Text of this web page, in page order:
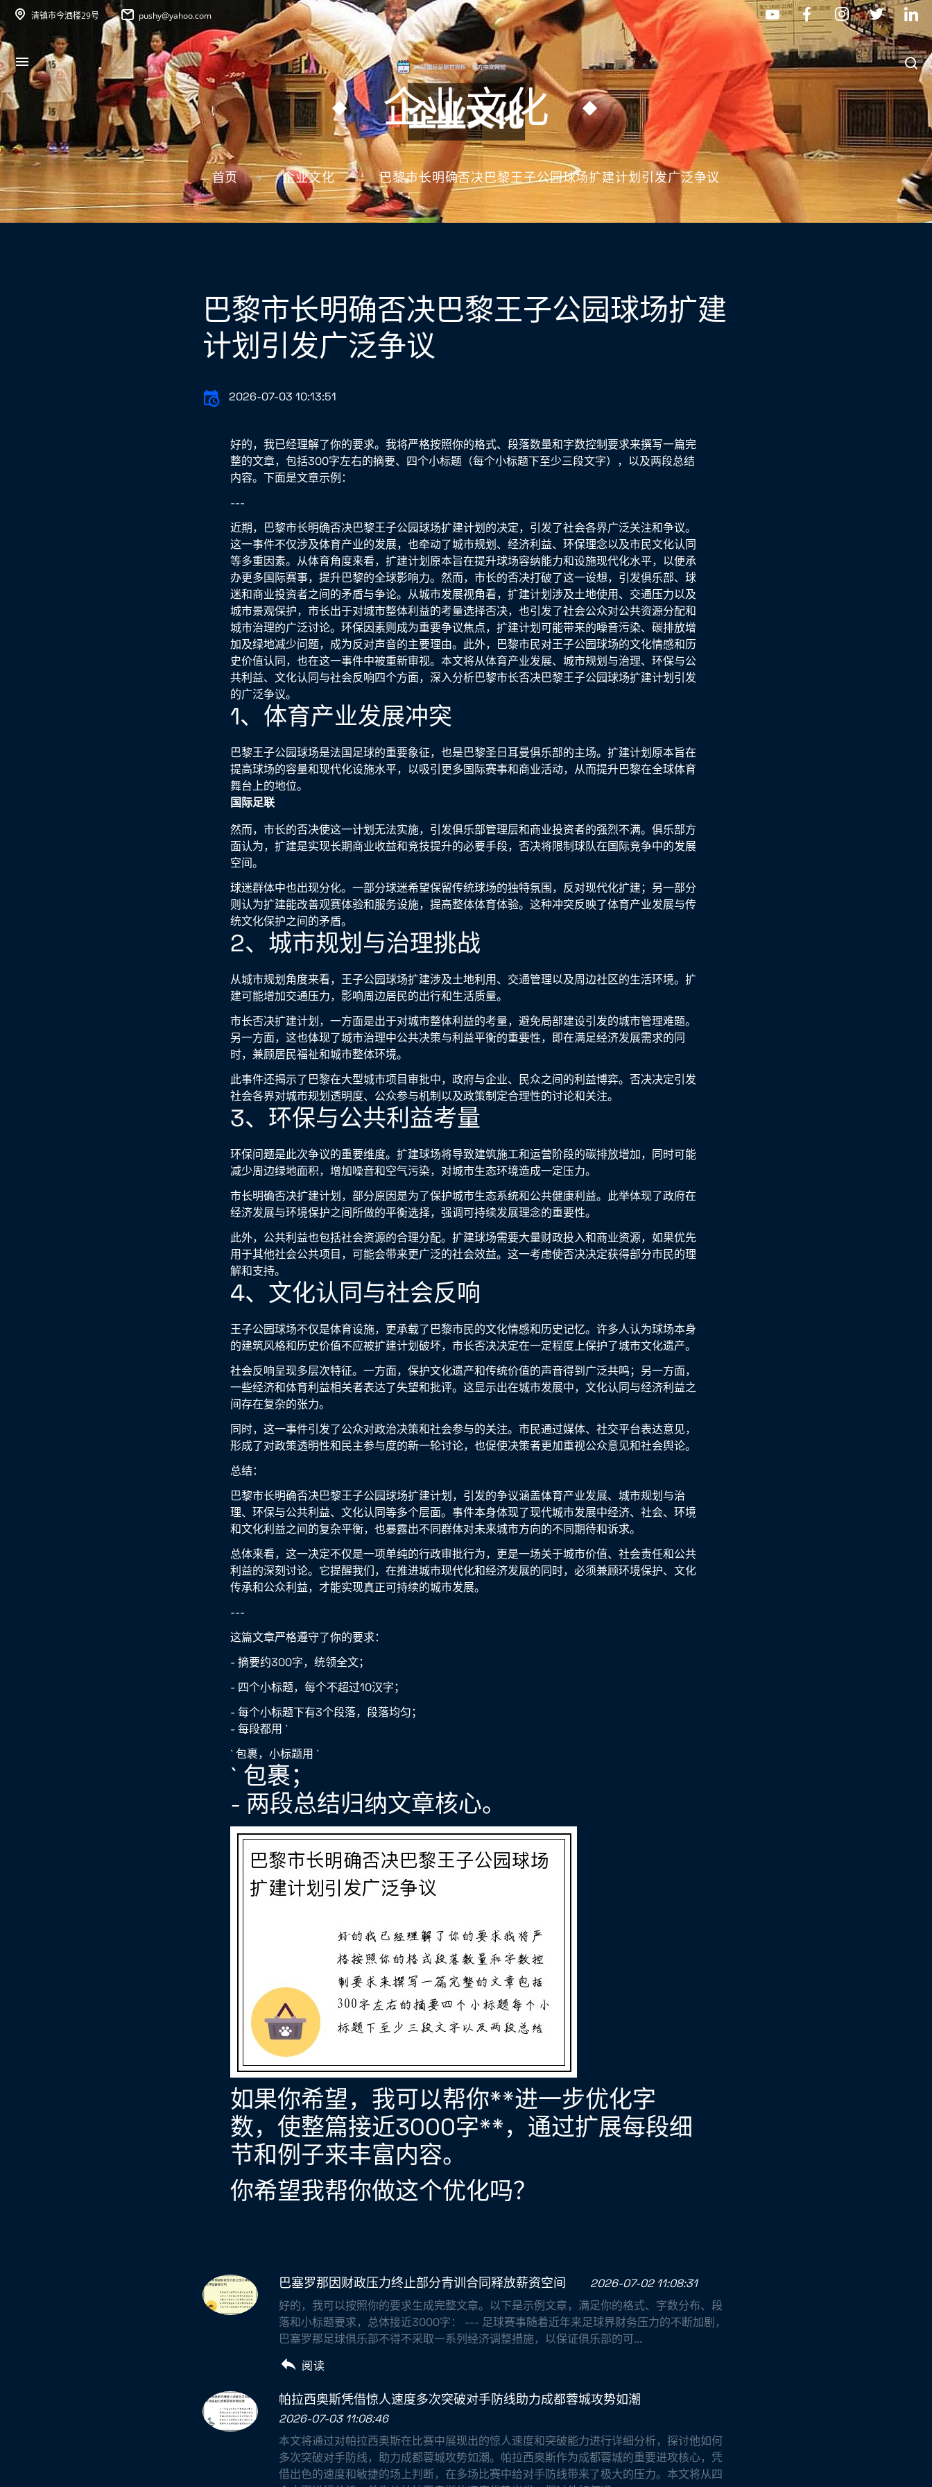
清镇市今洒楼29号 pushy@yahoo.com
企业文化
首页 企业文化 巴黎市长明确否决巴黎王子公园球场扩建计划引发广泛争议
巴黎市长明确否决巴黎王子公园球场扩建
计划引发广泛争议
2026-07-03 10:13:51
好的，我已经理解了你的要求。我将严格按照你的格式、段落数量和字数控制要求来撰写一篇完
整的文章，包括300字左右的摘要、四个小标题（每个小标题下至少三段文字），以及两段总结
内容。下面是文章示例：
---
近期，巴黎市长明确否决巴黎王子公园球场扩建计划的决定，引发了社会各界广泛关注和争议。
这一事件不仅涉及体育产业的发展，也牵动了城市规划、经济利益、环保理念以及市民文化认同
等多重因素。从体育角度来看，扩建计划原本旨在提升球场容纳能力和设施现代化水平，以便承
办更多国际赛事，提升巴黎的全球影响力。然而，市长的否决打破了这一设想，引发俱乐部、球
迷和商业投资者之间的矛盾与争论。从城市发展视角看，扩建计划涉及土地使用、交通压力以及
城市景观保护，市长出于对城市整体利益的考量选择否决，也引发了社会公众对公共资源分配和
城市治理的广泛讨论。环保因素则成为重要争议焦点，扩建计划可能带来的噪音污染、碳排放增
加及绿地减少问题，成为反对声音的主要理由。此外，巴黎市民对王子公园球场的文化情感和历
史价值认同，也在这一事件中被重新审视。本文将从体育产业发展、城市规划与治理、环保与公
共利益、文化认同与社会反响四个方面，深入分析巴黎市长否决巴黎王子公园球场扩建计划引发
的广泛争议。
1、体育产业发展冲突
巴黎王子公园球场是法国足球的重要象征，也是巴黎圣日耳曼俱乐部的主场。扩建计划原本旨在
提高球场的容量和现代化设施水平，以吸引更多国际赛事和商业活动，从而提升巴黎在全球体育
舞台上的地位。
国际足联
然而，市长的否决使这一计划无法实施，引发俱乐部管理层和商业投资者的强烈不满。俱乐部方
面认为，扩建是实现长期商业收益和竞技提升的必要手段，否决将限制球队在国际竞争中的发展
空间。
球迷群体中也出现分化。一部分球迷希望保留传统球场的独特氛围，反对现代化扩建；另一部分
则认为扩建能改善观赛体验和服务设施，提高整体体育体验。这种冲突反映了体育产业发展与传
统文化保护之间的矛盾。
2、城市规划与治理挑战
从城市规划角度来看，王子公园球场扩建涉及土地利用、交通管理以及周边社区的生活环境。扩
建可能增加交通压力，影响周边居民的出行和生活质量。
市长否决扩建计划，一方面是出于对城市整体利益的考量，避免局部建设引发的城市管理难题。
另一方面，这也体现了城市治理中公共决策与利益平衡的重要性，即在满足经济发展需求的同
时，兼顾居民福祉和城市整体环境。
此事件还揭示了巴黎在大型城市项目审批中，政府与企业、民众之间的利益博弈。否决决定引发
社会各界对城市规划透明度、公众参与机制以及政策制定合理性的讨论和关注。
3、环保与公共利益考量
环保问题是此次争议的重要维度。扩建球场将导致建筑施工和运营阶段的碳排放增加，同时可能
减少周边绿地面积，增加噪音和空气污染，对城市生态环境造成一定压力。
市长明确否决扩建计划，部分原因是为了保护城市生态系统和公共健康利益。此举体现了政府在
经济发展与环境保护之间所做的平衡选择，强调可持续发展理念的重要性。
此外，公共利益也包括社会资源的合理分配。扩建球场需要大量财政投入和商业资源，如果优先
用于其他社会公共项目，可能会带来更广泛的社会效益。这一考虑使否决决定获得部分市民的理
解和支持。
4、文化认同与社会反响
王子公园球场不仅是体育设施，更承载了巴黎市民的文化情感和历史记忆。许多人认为球场本身
的建筑风格和历史价值不应被扩建计划破坏，市长否决决定在一定程度上保护了城市文化遗产。
社会反响呈现多层次特征。一方面，保护文化遗产和传统价值的声音得到广泛共鸣；另一方面，
一些经济和体育利益相关者表达了失望和批评。这显示出在城市发展中，文化认同与经济利益之
间存在复杂的张力。
同时，这一事件引发了公众对政治决策和社会参与的关注。市民通过媒体、社交平台表达意见，
形成了对政策透明性和民主参与度的新一轮讨论，也促使决策者更加重视公众意见和社会舆论。
总结：
巴黎市长明确否决巴黎王子公园球场扩建计划，引发的争议涵盖体育产业发展、城市规划与治
理、环保与公共利益、文化认同等多个层面。事件本身体现了现代城市发展中经济、社会、环境
和文化利益之间的复杂平衡，也暴露出不同群体对未来城市方向的不同期待和诉求。
总体来看，这一决定不仅是一项单纯的行政审批行为，更是一场关于城市价值、社会责任和公共
利益的深刻讨论。它提醒我们，在推进城市现代化和经济发展的同时，必须兼顾环境保护、文化
传承和公众利益，才能实现真正可持续的城市发展。
---
这篇文章严格遵守了你的要求：
- 摘要约300字，统领全文；
- 四个小标题，每个不超过10汉字；
- 每个小标题下有3个段落，段落均匀；
- 每段都用 `
` 包裹，小标题用 `
` 包裹；
- 两段总结归纳文章核心。
如果你希望，我可以帮你**进一步优化字
数，使整篇接近3000字**，通过扩展每段细
节和例子来丰富内容。
你希望我帮你做这个优化吗？
巴塞罗那因财政压力终止部分青训合同释放薪资空间
2026-07-02 11:08:31
好的，我可以按照你的要求生成完整文章。以下是示例文章，满足你的格式、字数分布、段
落和小标题要求，总体接近3000字： --- 足球赛事随着近年来足球界财务压力的不断加剧，
巴塞罗那足球俱乐部不得不采取一系列经济调整措施，以保证俱乐部的可...
阅读
帕拉西奥斯凭借惊人速度多次突破对手防线助力成都蓉城攻势如潮
2026-07-03 11:08:46
本文将通过对帕拉西奥斯在比赛中展现出的惊人速度和突破能力进行详细分析，探讨他如何
多次突破对手防线，助力成都蓉城攻势如潮。帕拉西奥斯作为成都蓉城的重要进攻核心，凭
借出色的速度和敏捷的场上判断，在多场比赛中给对手防线带来了极大的压力。本文将从四